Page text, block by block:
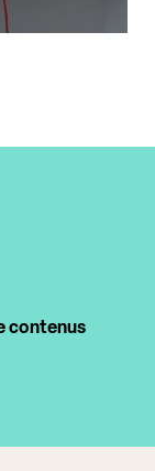
contenus